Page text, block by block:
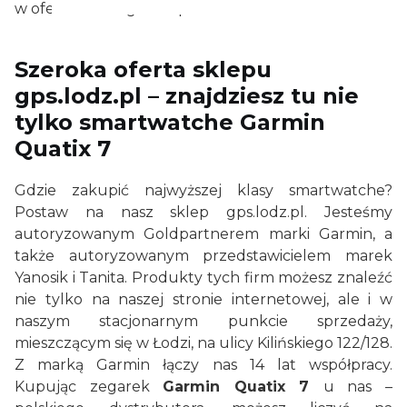
w ofercie naszego sklepu!
Szeroka oferta sklepu
gps.lodz.pl – znajdziesz tu nie
tylko smartwatche Garmin
Quatix 7
Gdzie zakupić najwyższej klasy smartwatche?
Postaw na nasz sklep gps.lodz.pl. Jesteśmy
autoryzowanym Goldpartnerem marki Garmin, a
także autoryzowanym przedstawicielem marek
Yanosik i Tanita. Produkty tych firm możesz znaleźć
nie tylko na naszej stronie internetowej, ale i w
naszym stacjonarnym punkcie sprzedaży,
mieszczącym się w Łodzi, na ulicy Kilińskiego 122/128.
Z marką Garmin łączy nas 14 lat współpracy.
Kupując zegarek Garmin Quatix 7 u nas –